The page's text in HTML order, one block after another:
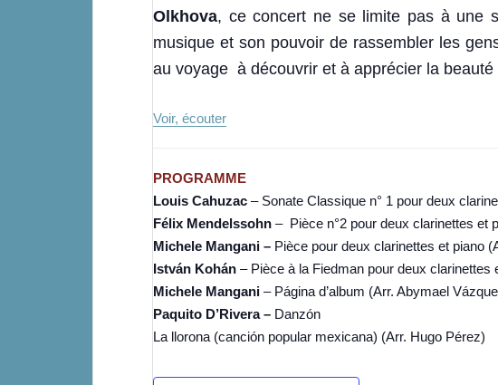
Olkhova, ce concert ne se limite pas à une
musique et son pouvoir de rassembler les
au voyage à découvrir et à apprécier la
Voir, écouter
PROGRAMME
Louis Cahuzac – Sonate Classique n° 1 pour deux
Félix Mendelssohn – Pièce n°2 pour deux clarinettes et
Michele Mangani – Pièce pour deux clarinettes et piano
István Kohán – Pièce à la Fiedman pour deux clarinettes
Michele Mangani – Página d’album (Arr. Abymael
Paquito D’Rivera – Danzón
La llorona (canción popular mexicana) (Arr. Hugo Pérez)